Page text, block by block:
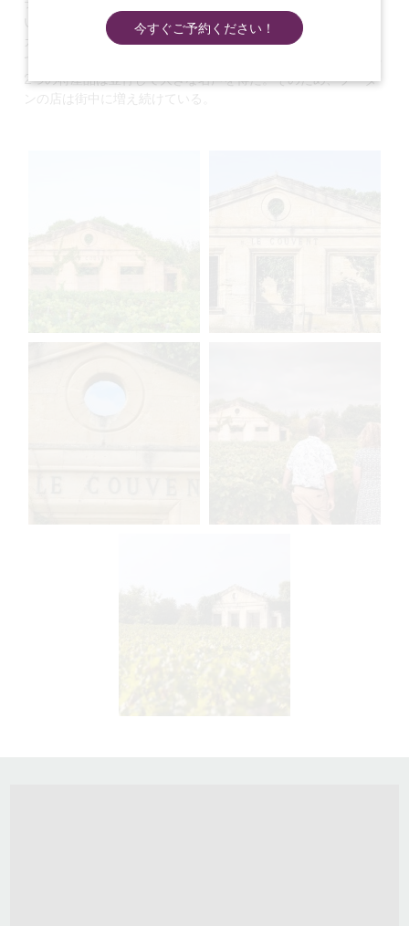
い柔らかい丸いケーキとなった！早くからミス・ブータンのマ
カロンは、城壁を越えて評判となった。1867年の万国博覧会
2つの特産品は並行して大きな名声を得た。そのため、ブータ
ンの店は街中に増え続けている。
今すぐご予約ください！